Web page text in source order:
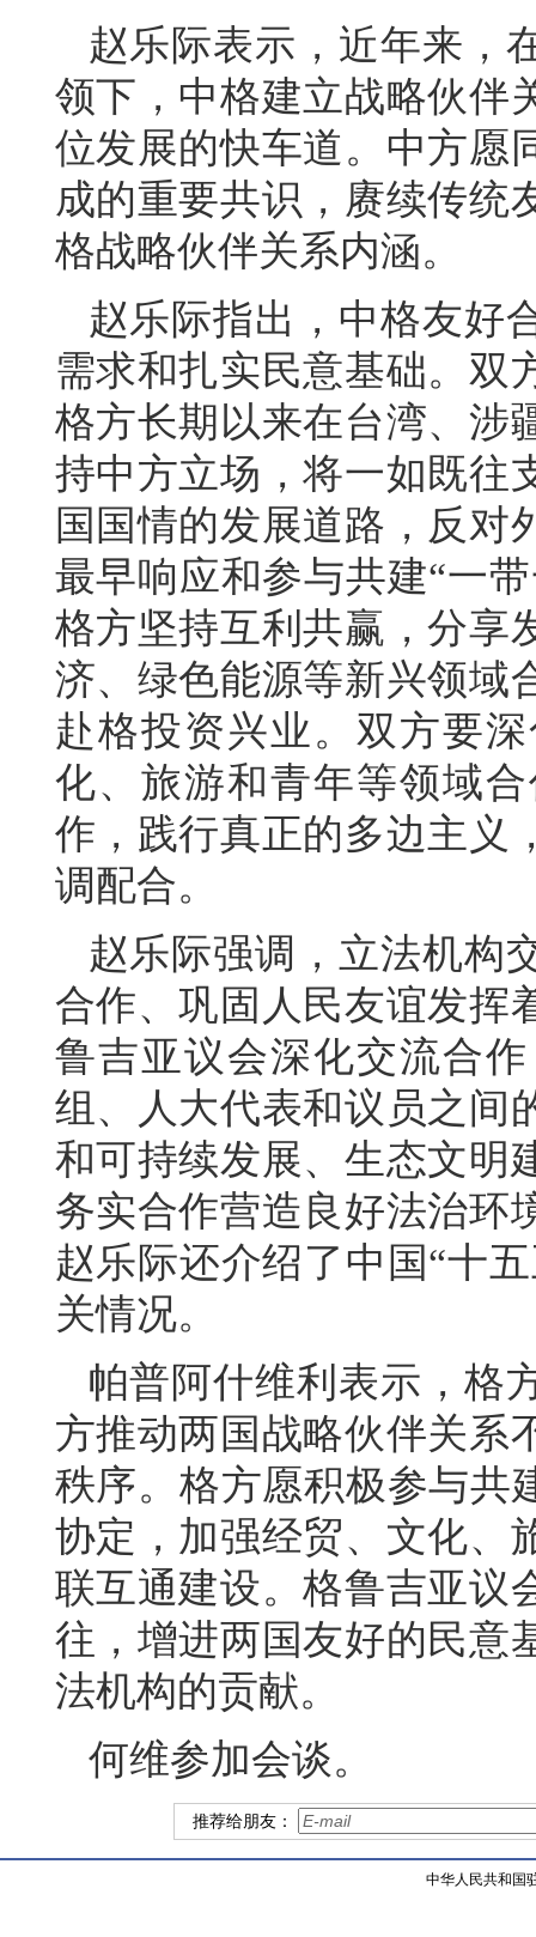
赵乐际表示，近年来，
领下，中格建立战略伙伴
位发展的快车道。中方愿
成的重要共识，赓续传统
格战略伙伴关系内涵。
赵乐际指出，中格友好
需求和扎实民意基础。双
格方长期以来在台湾、涉
持中方立场，将一如既往
国国情的发展道路，反对
最早响应和参与共建“一
格方坚持互利共赢，分享
济、绿色能源等新兴领域
赴格投资兴业。双方要
化、旅游和青年等领域
作，践行真正的多边主义
调配合。
赵乐际强调，立法机构
合作、巩固人民友谊发挥
鲁吉亚议会深化交流合
组、人大代表和议员之间
和可持续发展、生态文明
务实合作营造良好法治环
赵乐际还介绍了中国“十
关情况。
帕普阿什维利表示，格
方推动两国战略伙伴关系
秩序。格方愿积极参与共
协定，加强经贸、文化、
联互通建设。格鲁吉亚议
往，增进两国友好的民意
法机构的贡献。
何维参加会谈。
推荐给朋友：
中华人民共和国